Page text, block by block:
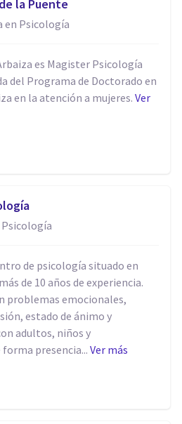
la Puente
en Psicología
es Magister Psicología
del Programa de Doctorado en
en la atención a mujeres. Ver
de psicología situado en
de 10 años de experiencia.
problemas emocionales,
estado de ánimo y
adultos, niños y
presencia... Ver más